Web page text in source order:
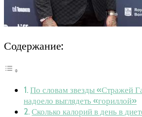
Содержание:
По словам звезды «Стражей
надоело выглядеть «гориллой»
Сколько калорий в день в